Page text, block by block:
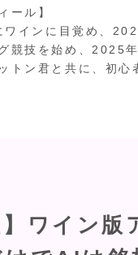
】ワイン
ール】
インに目覚め、
競技を始め、2025
トン君と共に、初心